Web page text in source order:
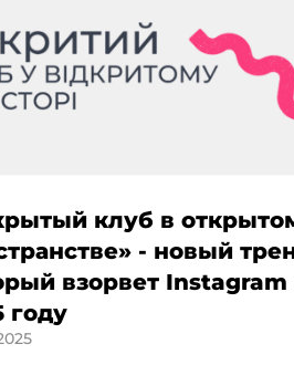
клуб в
- новый
взорвет Instagram
году